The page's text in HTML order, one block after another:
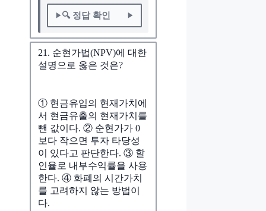
🔍 정답 확인
21. 순현가법(NPV)에 대한
설명으로 옳은 것은?
① 현금유입의 현재가치에
서 현금유출의 현재가치를
뺀 값이다. ② 순현가가 0
보다 작으면 투자 타당성
이 있다고 판단한다. ③ 할
인율로 내부수익률을 사용
한다. ④ 화폐의 시간가치
를 고려하지 않는 방법이
다.